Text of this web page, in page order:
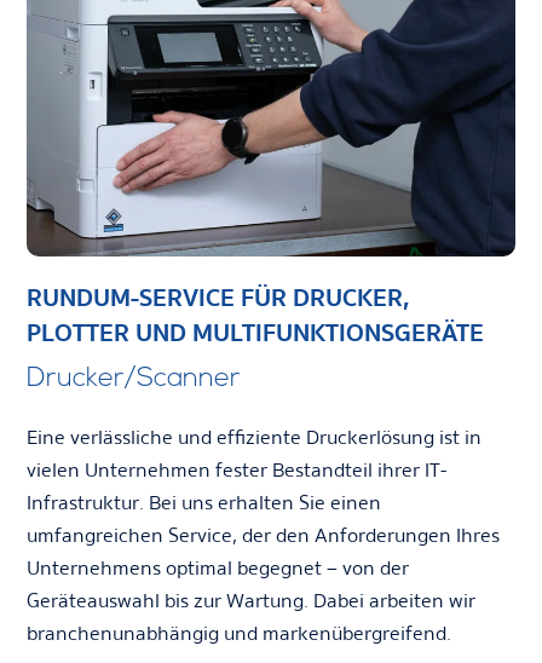
RUNDUM-SERVICE FÜR DRUCKER,
PLOTTER UND MULTIFUNKTIONSGERÄTE
Drucker/Scanner
Eine verlässliche und effiziente Druckerlösung ist in
vielen Unternehmen fester Bestandteil ihrer IT-
Infrastruktur. Bei uns erhalten Sie einen
umfangreichen Service, der den Anforderungen Ihres
Unternehmens optimal begegnet – von der
Geräteauswahl bis zur Wartung. Dabei arbeiten wir
branchenunabhängig und markenübergreifend.